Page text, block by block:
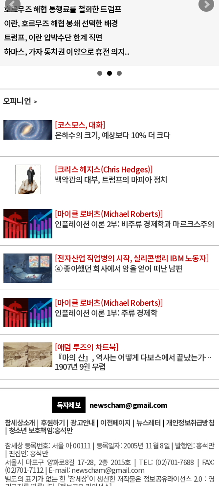
호르무즈 해협 통행료를 철회한 트럼프
이란, 호르무즈 해협 봉쇄 선택한 배경
트럼프, 이란 압박수단 한계 직면
하마스, 가자 통치권 이양으로 휴전 의지..
오피니언
[코스모스, 대화]
은하수의 크기, 예상보다 10% 더 크다
[크리스 헤지스(Chris Hedges)]
백악관의 대부, 트럼프의 마피아 정치
[마이클 로버츠(Michael Roberts)]
인플레이션 이론 2부: 비주류 경제학과 마르크스주의
[전자산업 직업병의 시작, 실리콘밸리 IBM 노동자]
④ 좋아했던 회사에서 암을 얻어 떠난 남편
[마이클 로버츠(Michael Roberts)]
인플레이션 이론 1부: 주류 경제학
[애덤 투즈의 차트북]
『마의 산』, 역사는 어떻게 다보스에서 끝났는가…
1907년 9월 무렵
독자제보
newscham@gmail.com
참세상소개 | 후원하기 |광고안내 | 이전페이지 | 뉴스레터| 개인정보취급방침
| 청소년 보호책임:홍석만
참세상 등록번호: 서울 아 00111 | 등록일자: 2005년 11월 8일 | 발행인: 홍석만
| 편집인: 홍석만
서울시 마포구 양화로8길 17-28, 2층 2015호| TEL: (02)701-7688 | FAX:
(02)701-7112 | E-mail:newscham@gmail.com
별도의 표기가 없는 한 '참세상'이 생산한 저작물은 정보공유라이선스 2.0 : 영